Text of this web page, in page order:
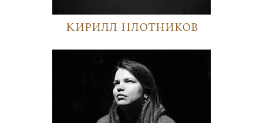
Кирилл Плотников